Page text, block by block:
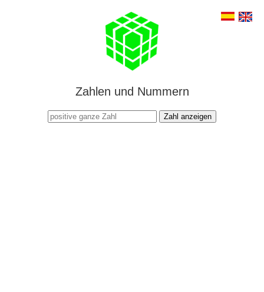
Zahlen und Nummern
Zahl anzeigen